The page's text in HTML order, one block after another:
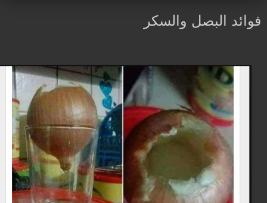
فوائد البصل والسكر